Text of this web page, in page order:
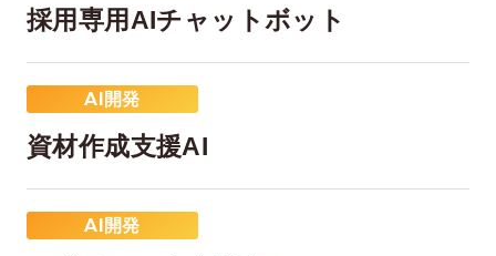
採用専用AIチャットボット
AI開発
資材作成支援AI
AI開発